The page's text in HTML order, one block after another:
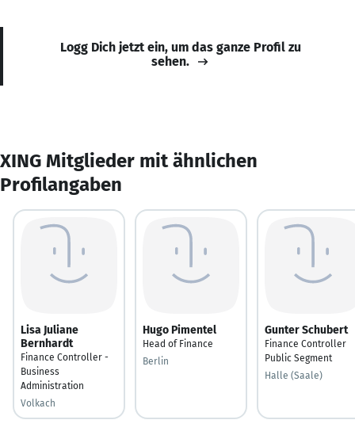
Logg Dich jetzt ein, um das ganze Profil zu
sehen.
XING Mitglieder mit ähnlichen
Profilangaben
Lisa Juliane
Bernhardt
Finance Controller -
Business
Administration
Volkach
Hugo Pimentel
Head of Finance
Berlin
Gunter Schubert
Finance Controller
Public Segment
Halle (Saale)